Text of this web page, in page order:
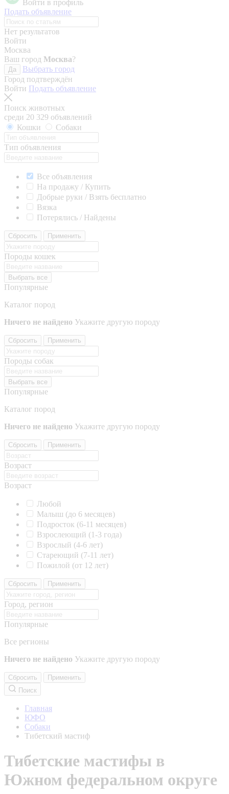
Войти в профиль
Подать объявление
Нет результатов
Войти
Москва
Ваш город Москва?
Да
Выбрать город
Город подтверждён
Войти Подать объявление
Поиск животных
среди 20 329 объявлений
Кошки
Собаки
Тип объявления
Все объявления
На продажу / Купить
Добрые руки / Взять бесплатно
Вязка
Потерялись / Найдены
Сбросить Применить
Породы кошек
Выбрать все
Популярные
Каталог пород
Ничего не найдено Укажите другую породу
Сбросить Применить
Породы собак
Выбрать все
Популярные
Каталог пород
Ничего не найдено Укажите другую породу
Сбросить Применить
Возраст
Возраст
Любой
Малыш (до 6 месяцев)
Подросток (6-11 месяцев)
Взрослеющий (1-3 года)
Взрослый (4-6 лет)
Стареющий (7-11 лет)
Пожилой (от 12 лет)
Сбросить Применить
Город, регион
Популярные
Все регионы
Ничего не найдено Укажите другую породу
Сбросить
Применить
Поиск
Главная
ЮФО
Собаки
Тибетский мастиф
Тибетские мастифы в
Южном федеральном округе